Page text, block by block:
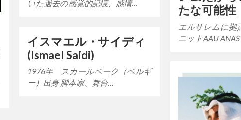
いた過去の感覚的記憶、感情…
たな可能性
エルサレムに拠
ニットAAU
イスマエル・サイディ
(Ismael Saidi)
1976年 スカールベーク（ベルギ
ー）出身 脚本家、舞台…